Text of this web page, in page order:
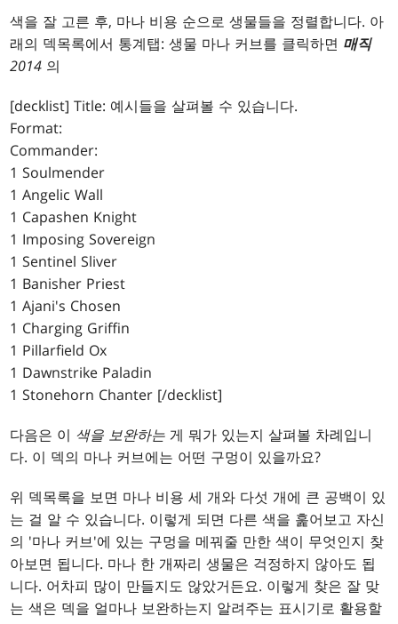
색을 잘 고른 후, 마나 비용 순으로 생물들을 정렬합니다. 아
래의 덱목록에서 통계탭: 생물 마나 커브를 클릭하면 매직
2014 의
[decklist] Title: 예시들을 살펴볼 수 있습니다.
Format:
Commander:
1 Soulmender
1 Angelic Wall
1 Capashen Knight
1 Imposing Sovereign
1 Sentinel Sliver
1 Banisher Priest
1 Ajani's Chosen
1 Charging Griffin
1 Pillarfield Ox
1 Dawnstrike Paladin
1 Stonehorn Chanter [/decklist]
다음은 이 색을 보완하는 게 뭐가 있는지 살펴볼 차례입니
다. 이 덱의 마나 커브에는 어떤 구멍이 있을까요?
위 덱목록을 보면 마나 비용 세 개와 다섯 개에 큰 공백이 있
는 걸 알 수 있습니다. 이렇게 되면 다른 색을 훑어보고 자신
의 '마나 커브'에 있는 구멍을 메꿔줄 만한 색이 무엇인지 찾
아보면 됩니다. 마나 한 개짜리 생물은 걱정하지 않아도 됩
니다. 어차피 많이 만들지도 않았거든요. 이렇게 찾은 잘 맞
는 색은 덱을 얼마나 보완하는지 알려주는 표시기로 활용할